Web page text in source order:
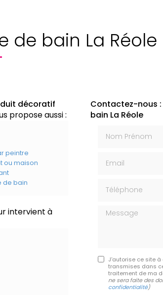
de bain La Réole
décoratif
propose aussi :
peintre
ou maison
de bain
intervient à
Contactez-nous
bain La Réole
Message
J'autorise ce site
transmises dans
traitement de ma
ne sera faite des
confidentialité)